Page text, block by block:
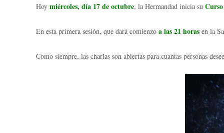
Hoy miércoles, día 17 de octubre, la Hermandad inicia su
En esta primera sesión, que dará comienzo a las 21 horas en la
Como siempre, las charlas son abiertas para cuantas personas